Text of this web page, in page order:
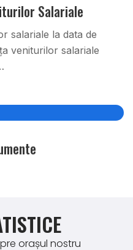
Salariale
salariale la data de
veniturilor salariale
orașul nostru